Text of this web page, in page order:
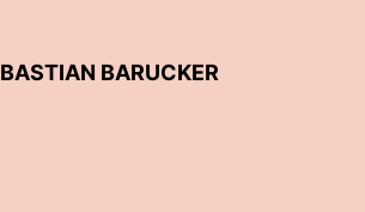
BASTIAN BARUCKER